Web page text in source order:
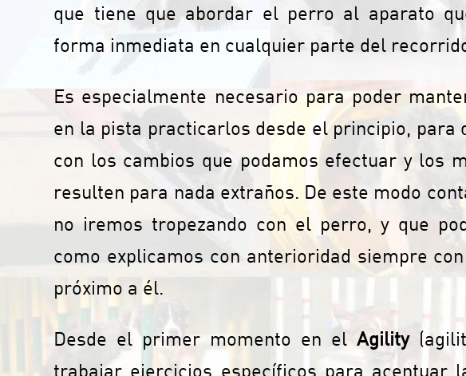
que tiene que abordar el perro al aparato
forma inmediata en cualquier parte del
Es especialmente necesario para poder
en la pista practicarlos desde el principio,
con los cambios que podamos efectuar y los
resulten para nada extraños. De este modo
no iremos tropezando con el perro, y que
como explicamos con anterioridad siempre
próximo a él.
Desde el primer momento en elAgility
trabajar ejercicios específicos para acentuar